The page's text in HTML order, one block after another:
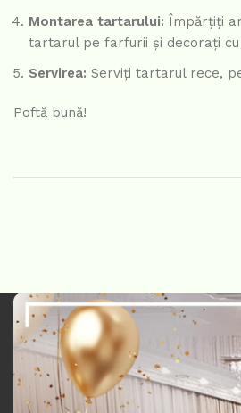
Montarea tartarului: Împărțiți
tartarul pe farfurii și decorați
Servirea: Serviți tartarul rece,
Poftă bună!